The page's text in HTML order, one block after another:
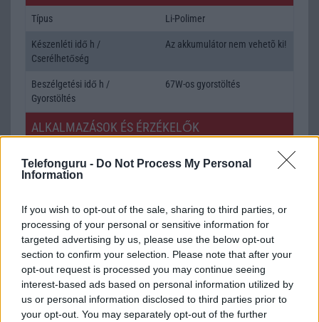
Telefonguru - Do Not Process My Personal
Information
If you wish to opt-out of the sale, sharing to third parties, or
processing of your personal or sensitive information for
targeted advertising by us, please use the below opt-out
section to confirm your selection. Please note that after your
opt-out request is processed you may continue seeing
interest-based ads based on personal information utilized by
us or personal information disclosed to third parties prior to
your opt-out. You may separately opt-out of the further
Típus Li-Polimer
Készenléti idő h /
Cserélhetőség
Az akkumulátor nem vehetõ ki!
Beszélgetési idő h /
Gyorstöltés
67W-os gyorstöltés
ALKALMAZÁSOK ÉS ÉRZÉKELŐK
Flash/Ujjlenyomat olvasó
SNS integráció alap szolgáltatás
Organizer alap szolgáltatás
T9 szótár alkalmazás független szótár
Office alkalmazások alap szolgáltatás
Iránytũ ecompass